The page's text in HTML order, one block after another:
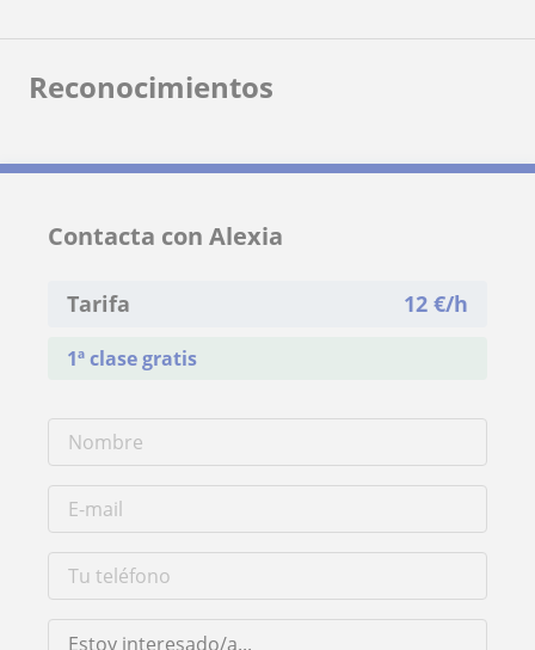
Reconocimientos
Contacta con Alexia
Tarifa 12 €/h
1ª clase gratis